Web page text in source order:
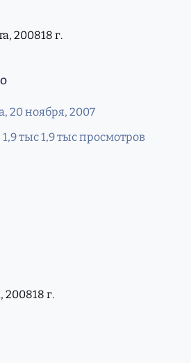
200818 г.
, 20 ноября, 2007
1,9 тыс просмотров
200818 г.